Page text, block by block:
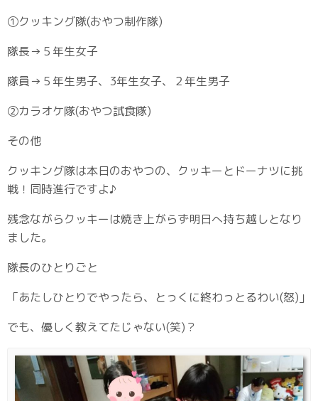
①クッキング隊(おやつ制作隊)
隊長→５年生女子
隊員→５年生男子、3年生女子、２年生男子
②カラオケ隊(おやつ試食隊)
その他
クッキング隊は本日のおやつの、クッキーとドーナツに挑
戦！同時進行ですよ♪
残念ながらクッキーは焼き上がらず明日へ持ち越しとなり
ました。
隊長のひとりごと
「あたしひとりでやったら、とっくに終わっとるわい(怒)」
でも、優しく教えてたじゃない(笑)？